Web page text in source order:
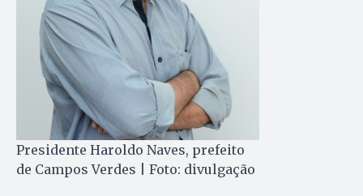
Presidente Haroldo Naves, prefeito
de Campos Verdes | Foto: divulgação